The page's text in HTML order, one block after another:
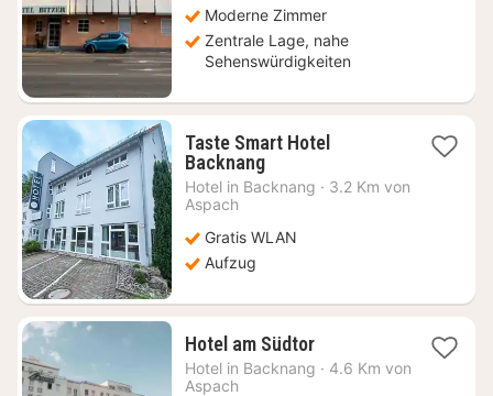
Moderne Zimmer
Zentrale Lage, nahe
Sehenswürdigkeiten
Taste Smart Hotel
Backnang1
Nacht
€
Hotel in Backnang · 3.2 Km von
Aspach
Gratis WLAN
Aufzug
Hotel am Südtor1
Nacht
ab
Hotel in Backnang · 4.6 Km von
Aspach